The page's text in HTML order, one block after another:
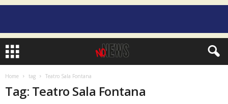
Home tag Teatro Sala Fontana
Tag: Teatro Sala Fontana